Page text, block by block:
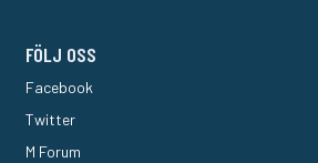
FÖLJ OSS
Facebook
Twitter
M Forum